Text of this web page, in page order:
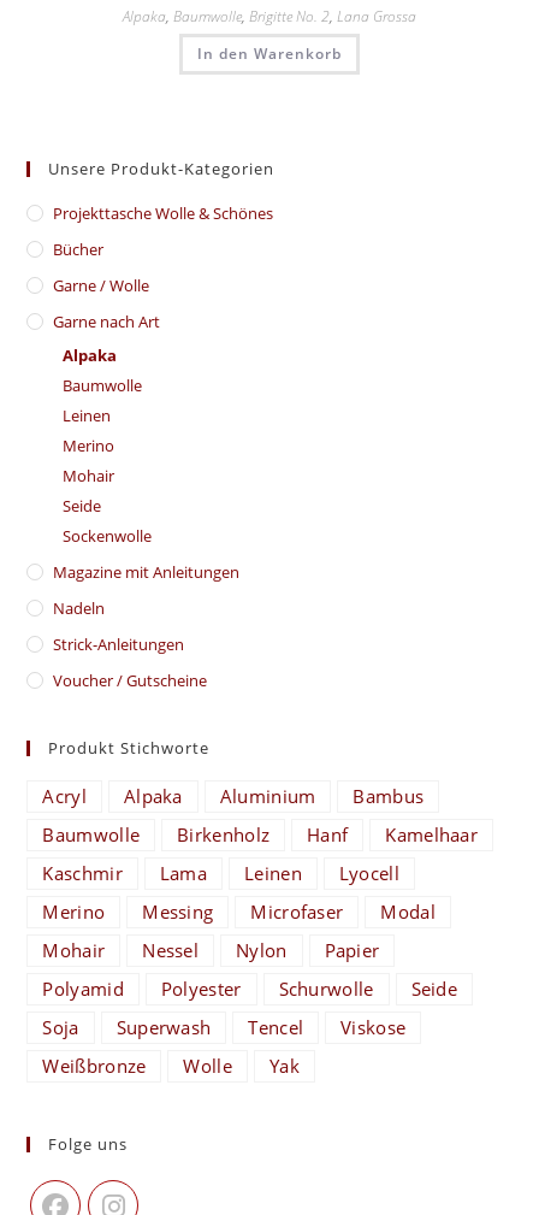
Alpaka, Baumwolle, Brigitte No. 2, Lana Grossa
In den Warenkorb
Unsere Produkt-Kategorien
​Projekttasche Wolle & Schönes
Bücher
Garne / Wolle
Garne nach Art
Alpaka
Baumwolle
Leinen
Merino
Mohair
Seide
Sockenwolle
Magazine mit Anleitungen
Nadeln
Strick-Anleitungen
Voucher / Gutscheine
Produkt Stichworte
Acryl Alpaka Aluminium
Bambus
Baumwolle
Birkenholz Hanf
Kamelhaar
Kaschmir
Lama Leinen
Lyocell
Merino
Messing Microfaser
Modal
Mohair
Nessel Nylon
Papier
Polyamid
Polyester Schurwolle
Seide
Soja
Superwash Tencel
Viskose
Weißbronze
Wolle Yak
Folge uns